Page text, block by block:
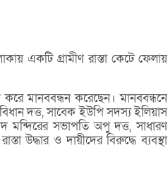
একটি গ্রামীণ রাস্তা কেটে ফেলায়
মানববন্ধন করেছেন। মানববন্ধনে
দত্ত, সাবেক ইউপি সদস্য ইলিয়াস
মন্দিরের সভাপতি অপু দত্ত, সাধারণ
উদ্ধার ও দায়ীদের বিরুদ্ধে ব্যবস্থা